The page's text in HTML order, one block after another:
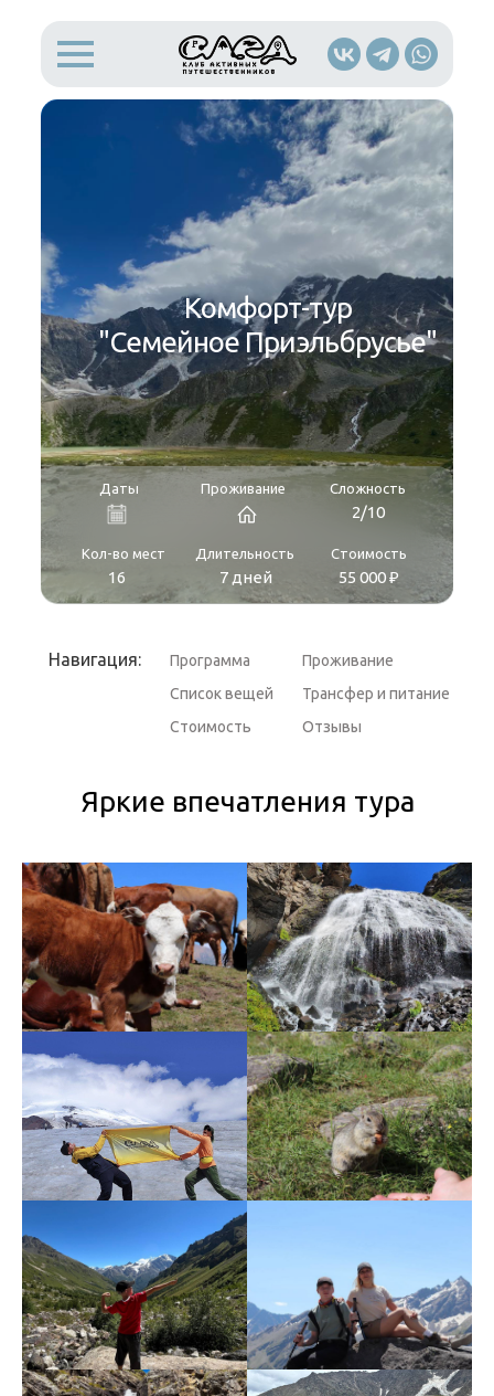
Даты Проживание Сложность
Кол-во мест Длительность
2/10
16 7 дней
Стоимость
55 000 ₽
Комфорт-тур
"Семейное Приэльбрусье"
Навигация: Программа
Проживание
Трансфер и питание
Список вещей
Стоимость
Отзывы
Яркие впечатления тура